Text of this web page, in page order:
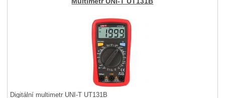
Digitální multimetr UNI-T UT131B